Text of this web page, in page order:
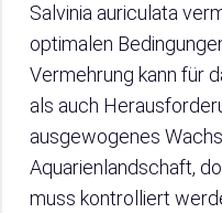
Salvinia auriculata
optimalen
Vermehrung kann für
als auch
ausgewogenes
Aquarienlandschaft,
muss kontrolliert